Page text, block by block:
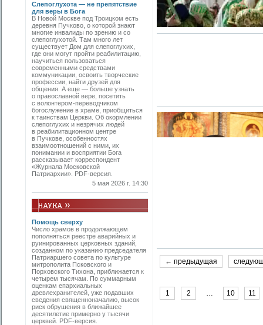
Слепоглухота — не препятствие
для веры в Бога
В Новой Москве под Троицком есть
деревня Пучково, о которой знают
многие инвалиды по зрению и со
слепоглухотой. Там много лет
существует Дом для слепоглухих,
где они могут пройти реабилитацию,
научиться пользоваться
современными средствами
коммуникации, освоить творческие
профессии, найти друзей для
общения. А еще — больше узнать
о православной вере, посетить
с волонтером-переводчиком
богослужение в храме, приобщиться
к таинствам Церкви. Об окормлении
слепоглухих и незрячих людей
в реабилитационном центре
в Пучкове, особенностях
взаимоотношений с ними, их
понимании и восприятии Бога
рассказывает корреспондент
«Журнала Московской
Патриархии». PDF-версия.
5 мая 2026 г. 14:30
Помощь сверху
Число храмов в продолжающем
пополняться реестре аварийных и
руинированных церковных зданий,
созданном по указанию председателя
Патриаршего совета по культуре
митропо­лита Псковского и
Порховского Тихона, приближается к
четырем тысячам. По суммарным
оценкам епархиальных
древлехранителей, уже подавших
сведения священноначалию, высок
риск обрушения в ближайшее
десятилетие примерно у тысячи
церквей. PDF-версия.
← предыдущая
1 2 … 10 11